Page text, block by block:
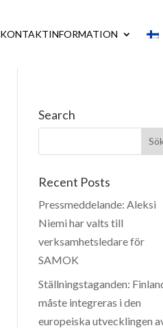
KONTAKTINFORMATION
Search
Recent Posts
Pressmeddelande: Aleksi
Niemi har valts till
verksamhetsledare för
SAMOK
Ställningstaganden:
måste integreras i den
europeiska utvecklingen